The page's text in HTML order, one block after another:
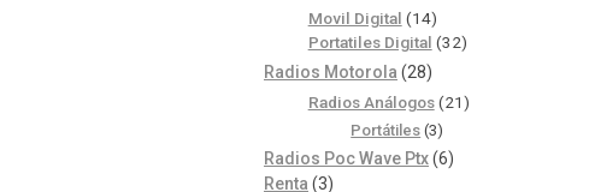
Movil Digital (14)
Portatiles Digital (32)
Radios Motorola (28)
Radios Análogos (21)
Portátiles (3)
Radios Poc Wave Ptx(6)
Renta (3)